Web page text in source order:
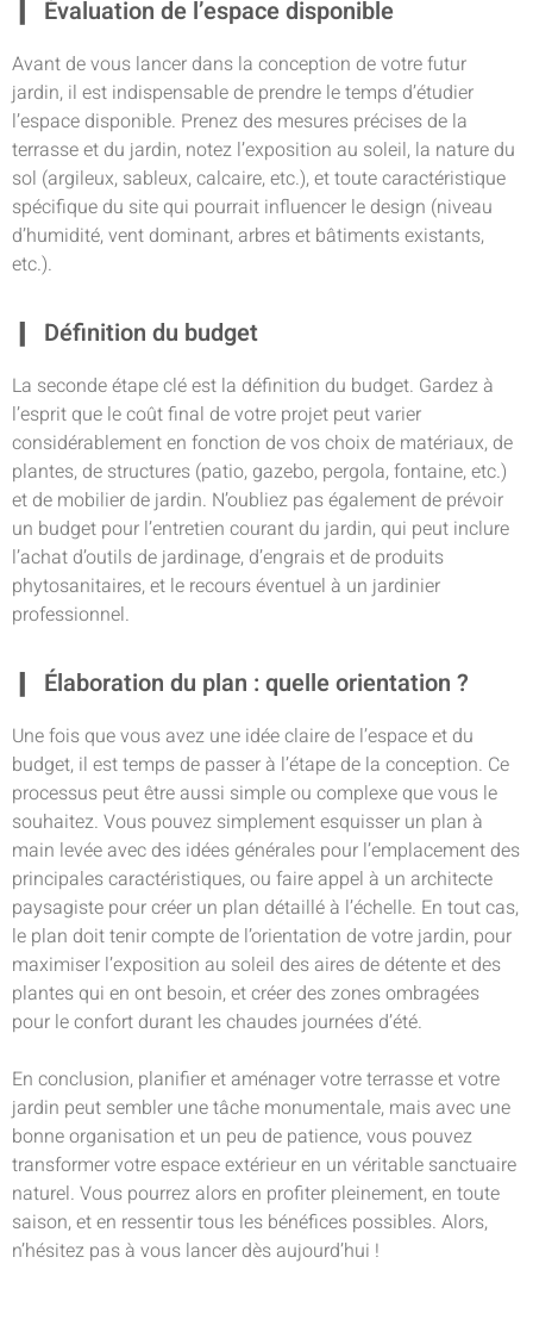
Évaluation de l’espace disponible
Avant de vous lancer dans la conception de votre futur
jardin, il est indispensable de prendre le temps d’étudier
l’espace disponible. Prenez des mesures précises de la
terrasse et du jardin, notez l’exposition au soleil, la nature du
sol (argileux, sableux, calcaire, etc.), et toute caractéristique
spécifique du site qui pourrait influencer le design (niveau
d’humidité, vent dominant, arbres et bâtiments existants,
etc.).
Définition du budget
La seconde étape clé est la définition du budget. Gardez à
l’esprit que le coût final de votre projet peut varier
considérablement en fonction de vos choix de matériaux, de
plantes, de structures (patio, gazebo, pergola, fontaine, etc.)
et de mobilier de jardin. N’oubliez pas également de prévoir
un budget pour l’entretien courant du jardin, qui peut inclure
l’achat d’outils de jardinage, d’engrais et de produits
phytosanitaires, et le recours éventuel à un jardinier
professionnel.
Élaboration du plan : quelle orientation ?
Une fois que vous avez une idée claire de l’espace et du
budget, il est temps de passer à l’étape de la conception. Ce
processus peut être aussi simple ou complexe que vous le
souhaitez. Vous pouvez simplement esquisser un plan à
main levée avec des idées générales pour l’emplacement des
principales caractéristiques, ou faire appel à un architecte
paysagiste pour créer un plan détaillé à l’échelle. En tout cas,
le plan doit tenir compte de l’orientation de votre jardin, pour
maximiser l’exposition au soleil des aires de détente et des
plantes qui en ont besoin, et créer des zones ombragées
pour le confort durant les chaudes journées d’été.
En conclusion, planifier et aménager votre terrasse et votre
jardin peut sembler une tâche monumentale, mais avec une
bonne organisation et un peu de patience, vous pouvez
transformer votre espace extérieur en un véritable sanctuaire
naturel. Vous pourrez alors en profiter pleinement, en toute
saison, et en ressentir tous les bénéfices possibles. Alors,
n’hésitez pas à vous lancer dès aujourd’hui !